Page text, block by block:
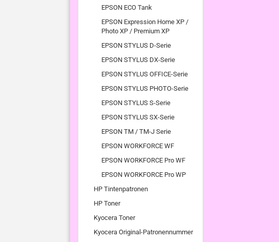
EPSON ECO Tank
EPSON Expression Home XP /
Photo XP / Premium XP
EPSON STYLUS D-Serie
EPSON STYLUS DX-Serie
EPSON STYLUS OFFICE-Serie
EPSON STYLUS PHOTO-Serie
EPSON STYLUS S-Serie
EPSON STYLUS SX-Serie
EPSON TM / TM-J Serie
EPSON WORKFORCE WF
EPSON WORKFORCE Pro WF
EPSON WORKFORCE Pro WP
HP Tintenpatronen
HP Toner
Kyocera Toner
Kyocera Original-Patronennummer